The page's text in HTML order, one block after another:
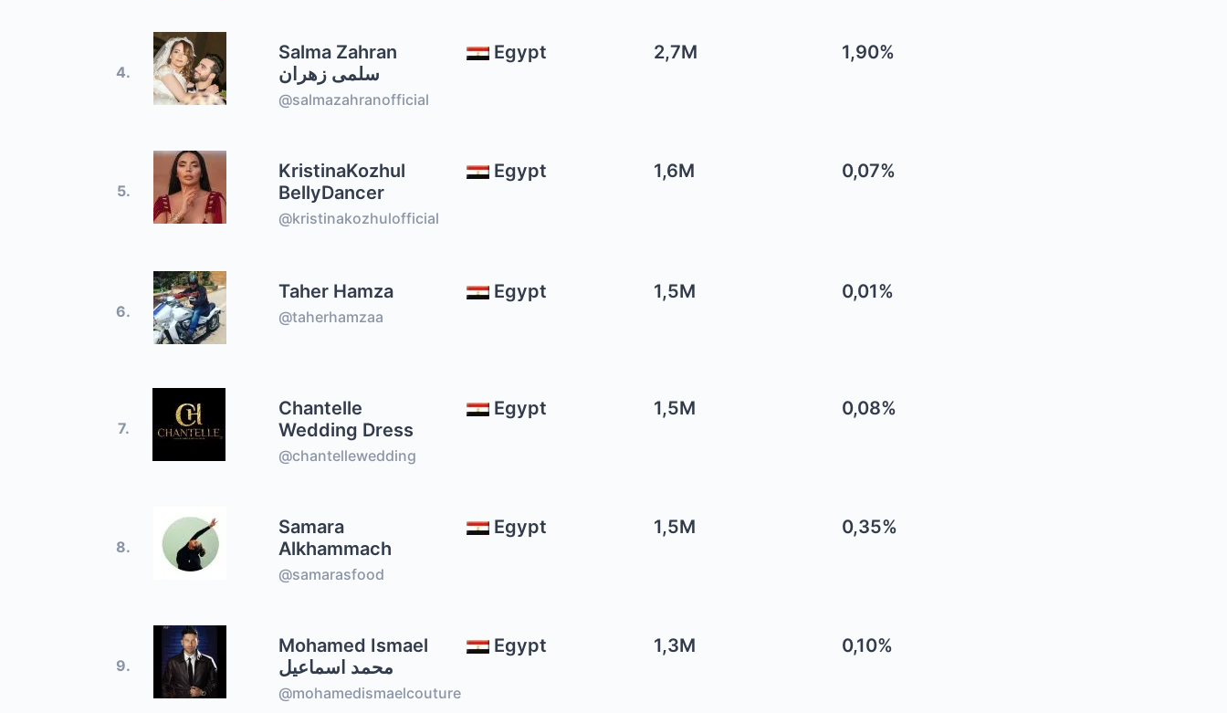
4.
Salma Zahran
سلمى زهران
@salmazahranofficial
Egypt 2,7M 1,90%
5.
KristinaKozhul
BellyDancer
@kristinakozhulofficial
Egypt 1,6M 0,07%
6.
Taher Hamza
@taherhamzaa
Egypt 1,5M 0,01%
7.
Chantelle
Wedding Dress
@chantellewedding
Egypt 1,5M 0,08%
8.
Samara
Alkhammach
@samarasfood
Egypt 1,5M 0,35%
9.
Mohamed Ismael
محمد اسماعيل
@mohamedismaelcouture
Egypt 1,3M 0,10%